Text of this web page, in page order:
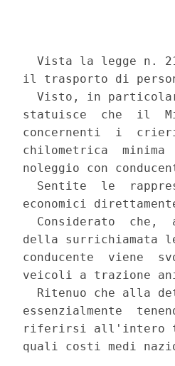
Vista la legge n.
il trasporto di
Visto, in
statuisce  che  il
concernenti  i
chilometrica
noleggio con
Sentite  le
economici
Considerato  che,
della surrichiamata
conducente  viene
veicoli a trazione
Ritenuo che alla
essenzialmente
riferirsi all'intero
quali costi medi